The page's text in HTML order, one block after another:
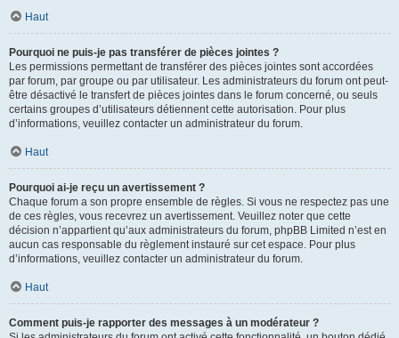
Haut
Pourquoi ne puis-je pas transférer de pièces jointes ?
Les permissions permettant de transférer des pièces jointes sont accordées
par forum, par groupe ou par utilisateur. Les administrateurs du forum ont peut-
être désactivé le transfert de pièces jointes dans le forum concerné, ou seuls
certains groupes d’utilisateurs détiennent cette autorisation. Pour plus
d’informations, veuillez contacter un administrateur du forum.
Haut
Pourquoi ai-je reçu un avertissement ?
Chaque forum a son propre ensemble de règles. Si vous ne respectez pas une
de ces règles, vous recevrez un avertissement. Veuillez noter que cette
décision n’appartient qu’aux administrateurs du forum, phpBB Limited n’est en
aucun cas responsable du règlement instauré sur cet espace. Pour plus
d’informations, veuillez contacter un administrateur du forum.
Haut
Comment puis-je rapporter des messages à un modérateur ?